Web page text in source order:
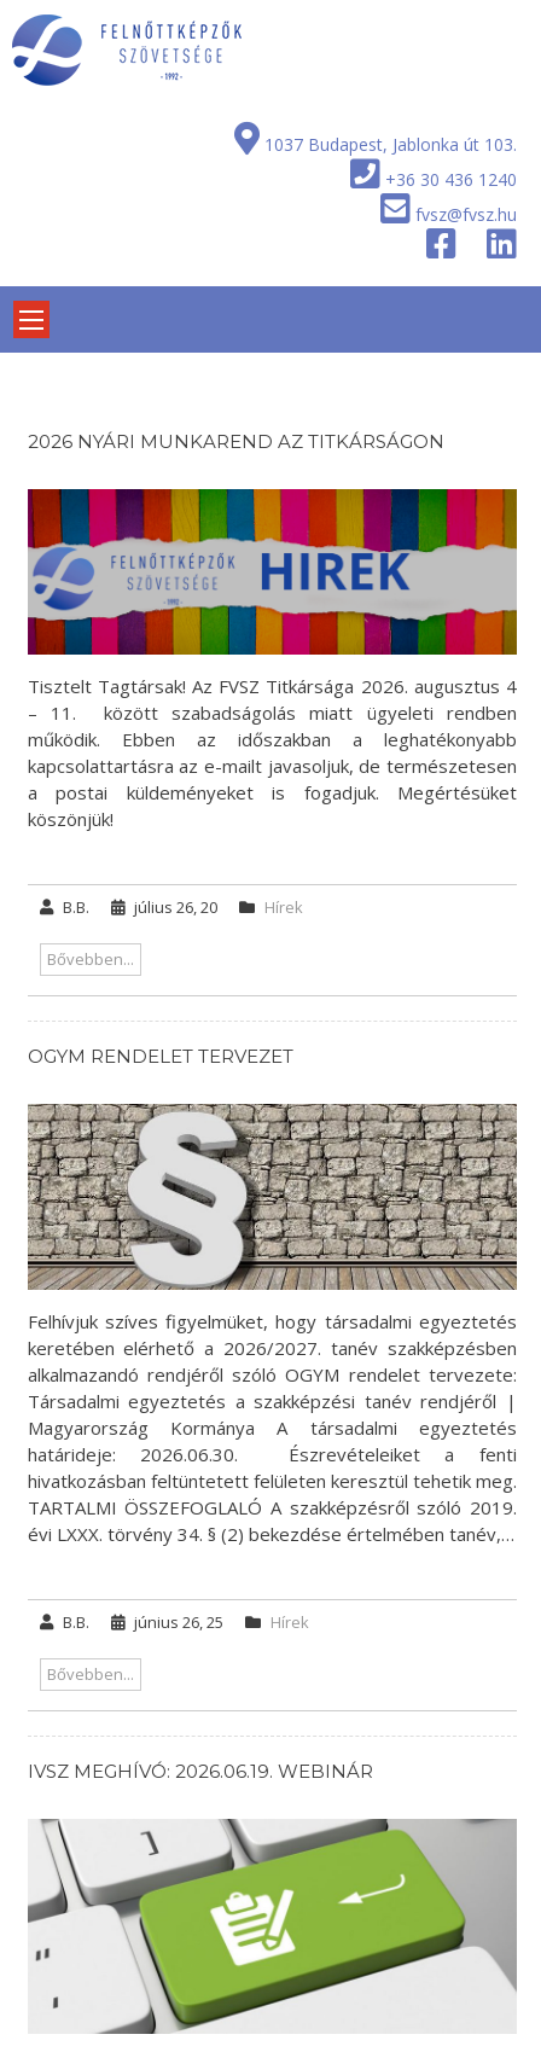
Skip
to
content
1037 Budapest, Jablonka út 103.
+36 30 436 1240
fvsz@fvsz.hu
2026 NYÁRI MUNKAREND AZ TITKÁRSÁGON
Tisztelt Tagtársak! Az FVSZ Titkársága 2026. augusztus 4
– 11. között szabadságolás miatt ügyeleti rendben
működik. Ebben az időszakban a leghatékonyabb
kapcsolattartásra az e-mailt javasoljuk, de természetesen
a postai küldeményeket is fogadjuk. Megértésüket
köszönjük!
B.B. július 26, 20 Hírek
Bővebben...
OGYM RENDELET TERVEZET
Felhívjuk szíves figyelmüket, hogy társadalmi egyeztetés
keretében elérhető a 2026/2027. tanév szakképzésben
alkalmazandó rendjéről szóló OGYM rendelet tervezete:
Társadalmi egyeztetés a szakképzési tanév rendjéről |
Magyarország Kormánya A társadalmi egyeztetés
határideje: 2026.06.30. Észrevételeiket a fenti
hivatkozásban feltüntetett felületen keresztül tehetik meg.
TARTALMI ÖSSZEFOGLALÓ A szakképzésről szóló 2019.
évi LXXX. törvény 34. § (2) bekezdése értelmében tanév,…
B.B. június 26, 25 Hírek
Bővebben...
IVSZ MEGHÍVÓ: 2026.06.19. WEBINÁR